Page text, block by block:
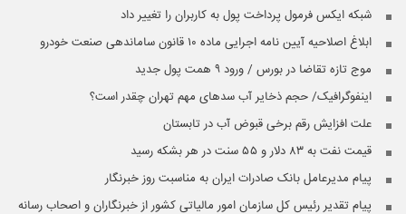
شبکه ایکس فرمول پرداخت پول به کاربران را تغییر داد
ابلاغ اصلاحیه آیین نامه اجرایی ماده ۱۰ قانون ساماندهی صنعت خودرو
موج تازه تقاضا در بورس / ورود ۹ همت پول جدید
اینفوگرافیک/ حجم ذخایر آب سدهای مهم تهران چقدر است؟
علت افزایش رقم برخی قبوض آب در تابستان
قیمت نفت به ۸۳ دلار و ۵۵ سنت در هر بشکه رسید
پیام مدیرعامل بانک صادرات ایران به مناسبت روز خبرنگار
پیام تقدیر رئیس کل سازمان امور مالیاتی کشور از خبرنگاران و اصحاب رسانه